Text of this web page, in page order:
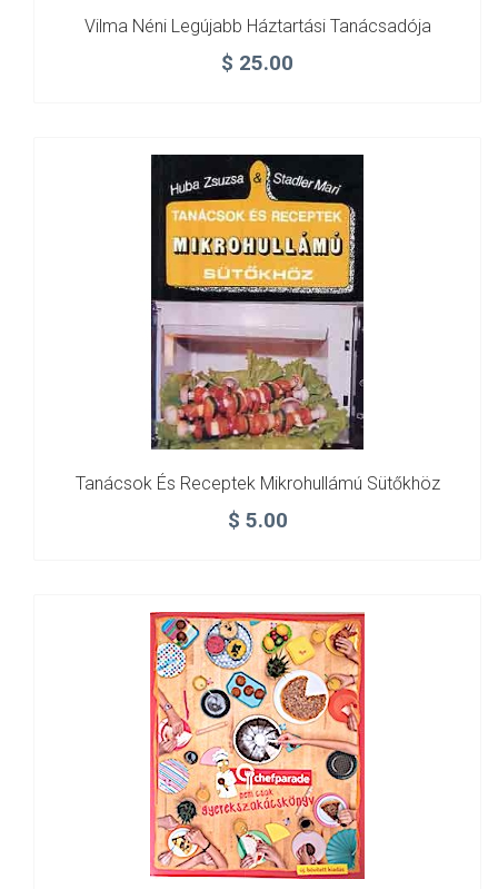
Vilma Néni Legújabb Háztartási Tanácsadója
$ 25.00
Tanácsok És Receptek Mikrohullámú Sütőkhöz
$ 5.00